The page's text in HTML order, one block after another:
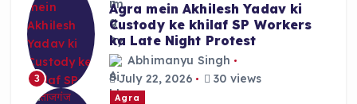
3
Agra mein Akhilesh Yadav ki
Custody ke khilaf SP Workers
ka Late Night Protest
Abhimanyu Singh
July 22, 2026
30 views
Agra